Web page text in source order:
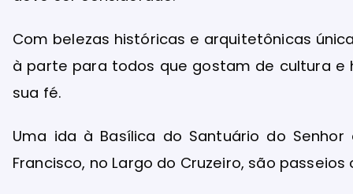
Com belezas históricas e arquitetônicas
à parte para todos que gostam de cultura e
sua fé.
Uma ida à Basílica do Santuário do
Francisco, no Largo do Cruzeiro, são